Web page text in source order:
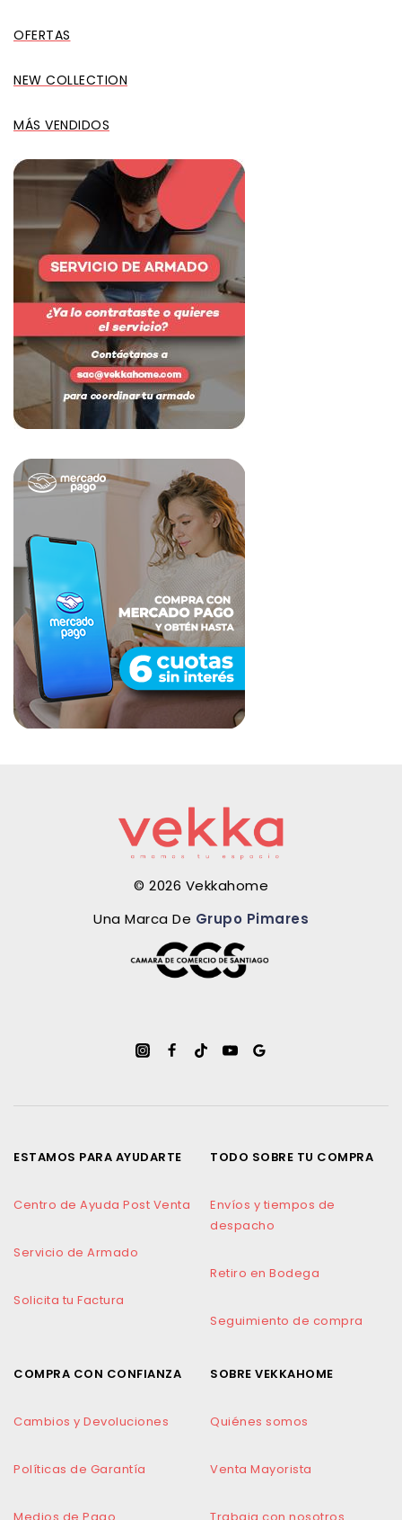
OFERTAS
NEW COLLECTION
MÁS VENDIDOS
© 2026 Vekkahome
Una Marca De Grupo Pimares
ESTAMOS PARA AYUDARTE
Centro de Ayuda Post Venta
Servicio de Armado
Solicita tu Factura
TODO SOBRE TU COMPRA
Envíos y tiempos de
despacho
Retiro en Bodega
Seguimiento de compra
COMPRA CON CONFIANZA
Cambios y Devoluciones
Políticas de Garantía
SOBRE VEKKAHOME
Quiénes somos
Venta Mayorista